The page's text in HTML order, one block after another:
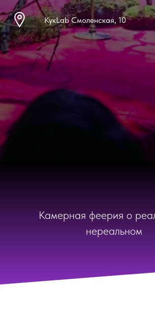
КукLab Смоленская, 10
Камерная феерия о
нереальном